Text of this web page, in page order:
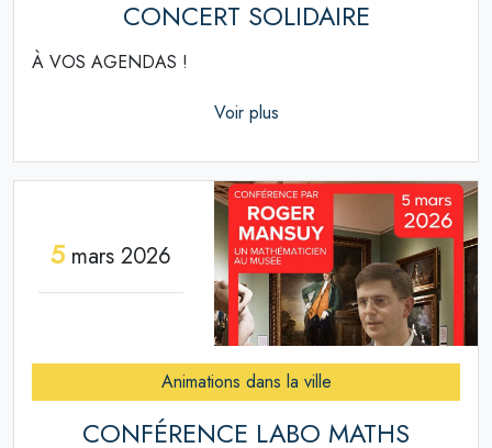
CONCERT SOLIDAIRE
À VOS AGENDAS !
Voir plus
5mars 2026
Animations dans la ville
CONFÉRENCE LABO MATHS